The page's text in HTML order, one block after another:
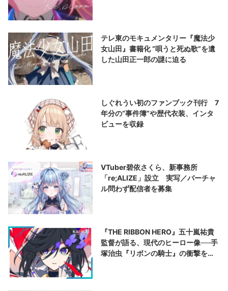
テレ東のモキュメンタリー『魔法少
女山田』書籍化 “唄うと死ぬ歌”を遺
した山田正一郎の謎に迫る
しぐれうい初のファンブック刊行 7
年分の“事件簿”や歴代衣装、インタ
ビューを収録
VTuber碧依さくら、新事務所
「re;ALIZE」設立 実写／バーチャ
ル問わず配信者を募集
『THE RIBBON HERO』五十嵐祐貴
監督が語る、現代のヒーロー像──手
塚治虫『リボンの騎士』の衝撃を再